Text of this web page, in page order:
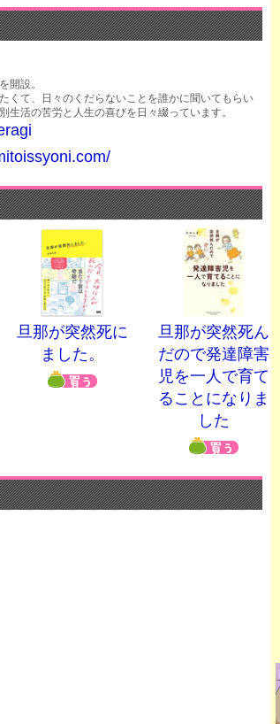
開設。
くて、日々のくだらないことを誰かに聞いてもらい
生活の苦労と人生の喜びを日々綴っています。
旦那が突然死に
ました。
旦那が突然死ん
だので発達障害
児を一人で育て
ることになりま
した